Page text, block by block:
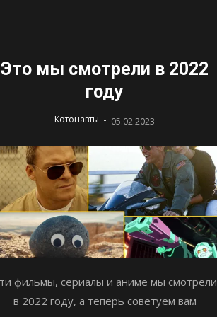
Это мы смотрели в 2022
году
Котонавты - 05.02.2023
фильмы, сериалы и аниме мы смотрели
в 2022 году, а теперь советуем вам